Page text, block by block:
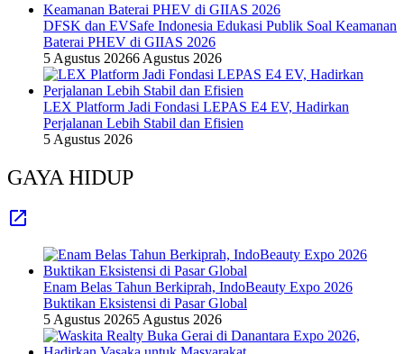
DFSK dan EVSafe Indonesia Edukasi Publik Soal Keamanan
Baterai PHEV di GIIAS 2026
5 Agustus 20266 Agustus 2026
LEX Platform Jadi Fondasi LEPAS E4 EV, Hadirkan
Perjalanan Lebih Stabil dan Efisien
5 Agustus 2026
GAYA HIDUP
Enam Belas Tahun Berkiprah, IndoBeauty Expo 2026
Buktikan Eksistensi di Pasar Global
5 Agustus 20265 Agustus 2026